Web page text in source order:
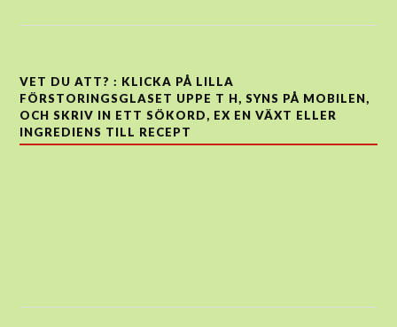
VET DU ATT? : KLICKA PÅ LILLA
FÖRSTORINGSGLASET UPPE T H, SYNS PÅ MOBILEN,
OCH SKRIV IN ETT SÖKORD, EX EN VÄXT ELLER
INGREDIENS TILL RECEPT